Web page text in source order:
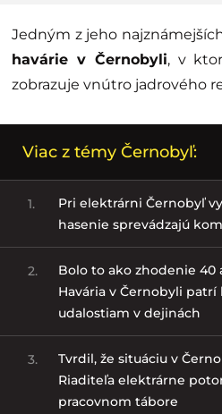
Jedným z jeho
havárie v Černobyli, v
zobrazuje vnútro jadrového
Viac z témy Černobyľ:
1.
Pri elektrárni Černobyľ
hasenie sprevádzajú
2.
Bolo to ako zhodenie
Havária v Černobyli
udalostiam v dejinách
3.
Tvrdil, že situáciu v
Riaditeľa elektrárne
pracovnom tábore